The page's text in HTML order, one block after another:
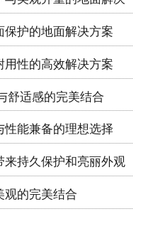
护的地面解决方案
性的高效解决方案
舒适感的完美结合
能兼备的理想选择
来持久保护和亮丽外观
观的完美结合